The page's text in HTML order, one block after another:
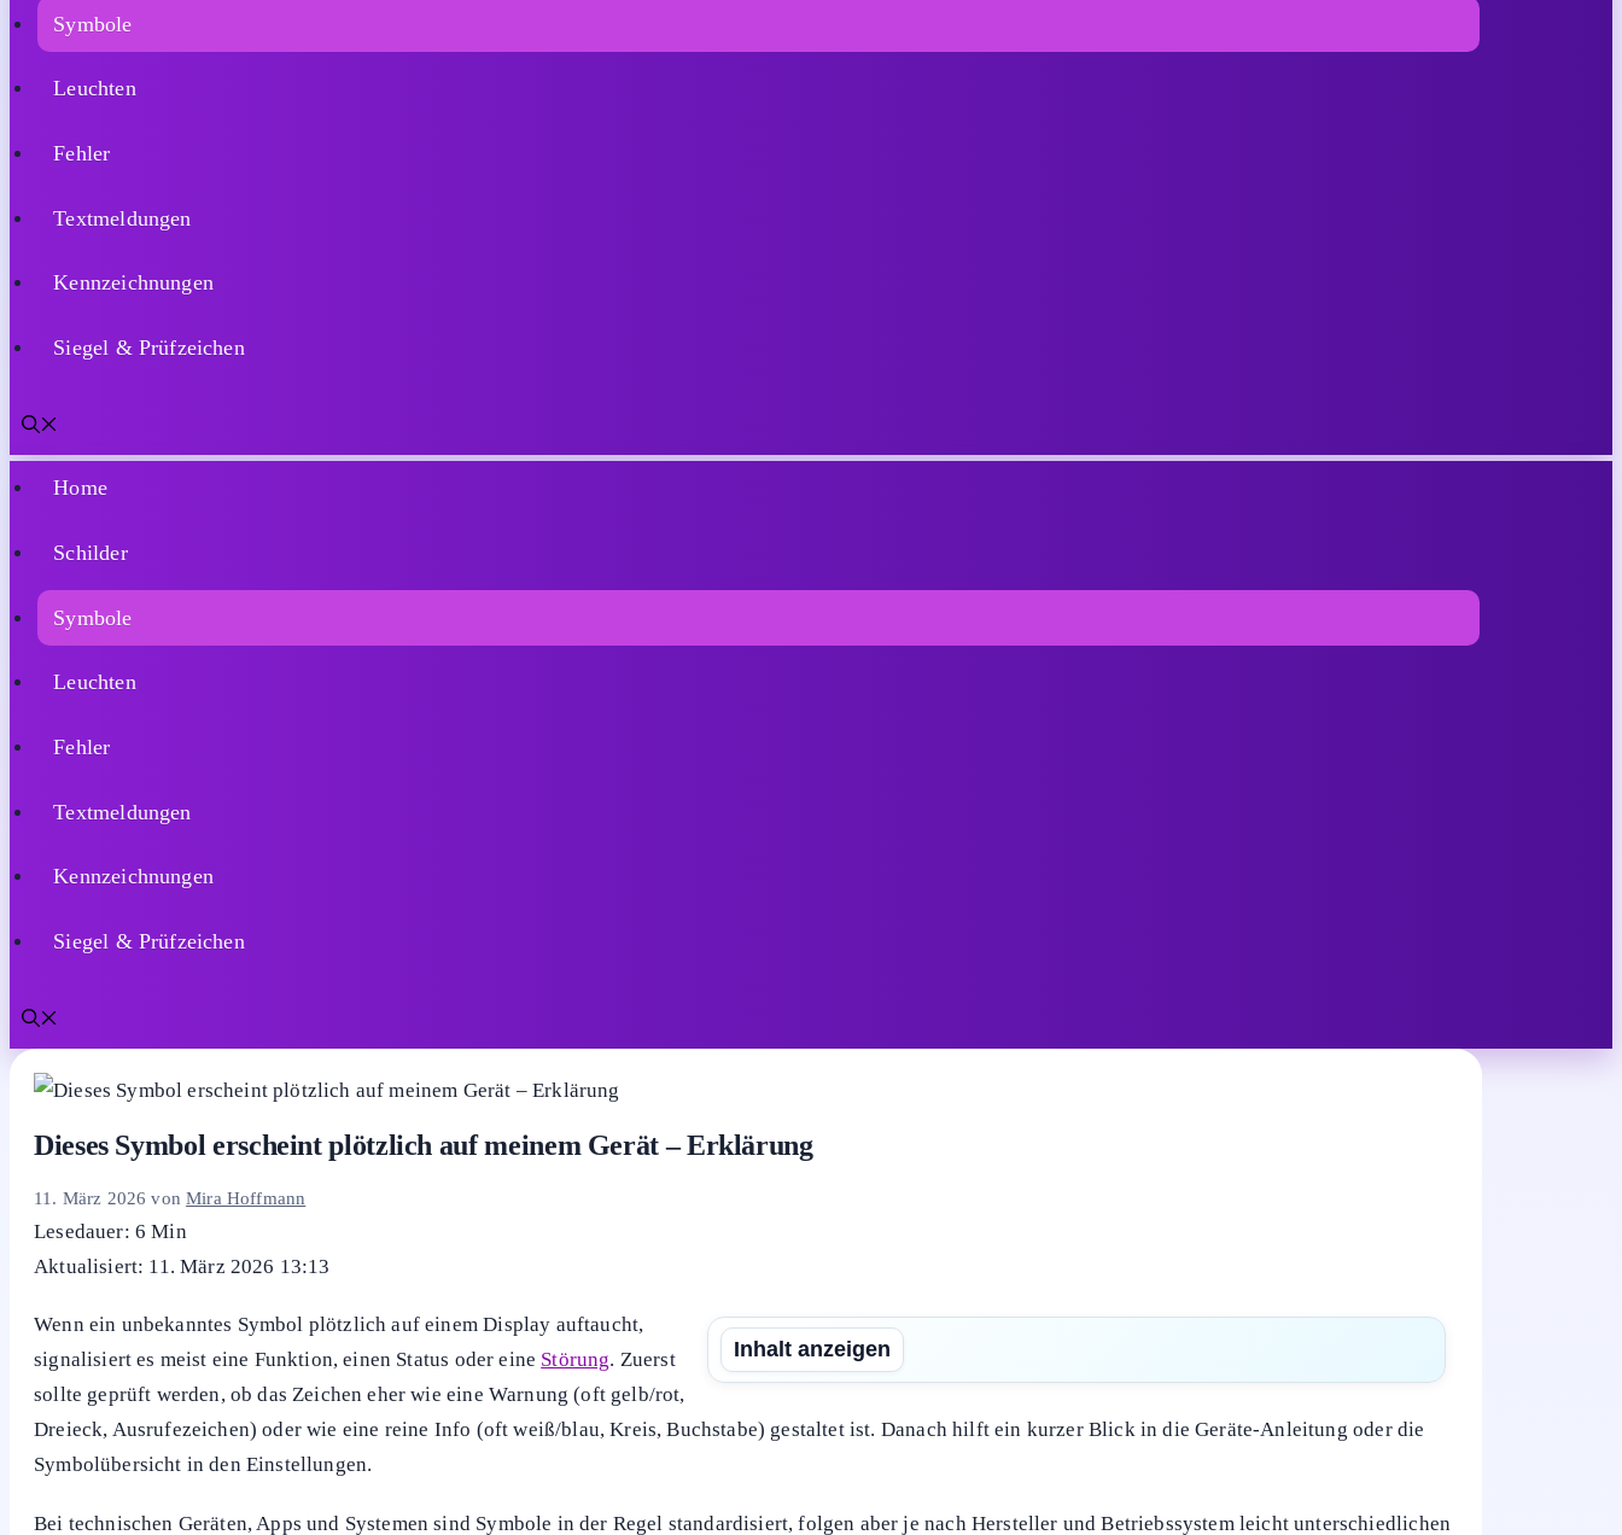
Symbole
Leuchten
Fehler
Textmeldungen
Kennzeichnungen
Siegel & Prüfzeichen
Home
Schilder
Symbole
Leuchten
Fehler
Textmeldungen
Kennzeichnungen
Siegel & Prüfzeichen
Dieses Symbol erscheint plötzlich auf meinem Gerät – Erklärung
11. März 2026 vonMira Hoffmann
Lesedauer: 6 Min
Aktualisiert: 11. März 2026 13:13
Inhalt anzeigen
Wenn ein unbekanntes Symbol plötzlich auf einem Display auftaucht,
signalisiert es meist eine Funktion, einen Status oder eine Störung. Zuerst
sollte geprüft werden, ob das Zeichen eher wie eine Warnung (oft gelb/rot,
Dreieck, Ausrufezeichen) oder wie eine reine Info (oft weiß/blau, Kreis, Buchstabe) gestaltet ist. Danach hilft ein kurzer Blick in die Geräte-Anleitung oder die
Symbolübersicht in den Einstellungen.
Bei technischen Geräten, Apps und Systemen sind Symbole in der Regel standardisiert, folgen aber je nach Hersteller und Betriebssystem leicht unterschiedlichen